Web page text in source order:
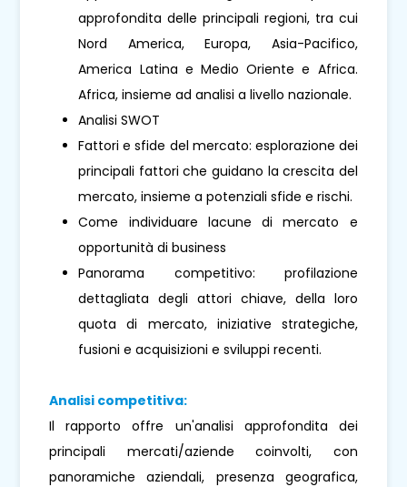
approfondita delle principali regioni, tra cui
Nord America, Europa, Asia-Pacifico,
America Latina e Medio Oriente e Africa.
Africa, insieme ad analisi a livello nazionale.
Analisi SWOT
Fattori e sfide del mercato: esplorazione dei
principali fattori che guidano la crescita del
mercato, insieme a potenziali sfide e rischi.
Come individuare lacune di mercato e
opportunità di business
Panorama competitivo: profilazione
dettagliata degli attori chiave, della loro
quota di mercato, iniziative strategiche,
fusioni e acquisizioni e sviluppi recenti.
Analisi competitiva:
Il rapporto offre un'analisi approfondita dei
principali mercati/aziende coinvolti, con
panoramiche aziendali, presenza geografica,